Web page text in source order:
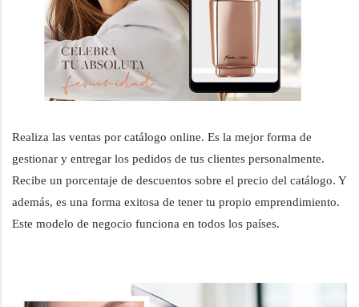
Realiza las ventas por catálogo online. Es la mejor forma de
gestionar y entregar los pedidos de tus clientes personalmente.
Recibe un porcentaje de descuentos sobre el precio del catálogo. Y
además, es una forma exitosa de tener tu propio emprendimiento.
Este modelo de negocio funciona en todos los países.